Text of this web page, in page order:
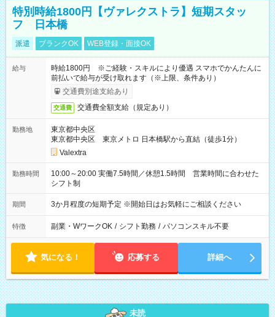
特別時給1800円【ヴァレクストラ】短期スタッ
フ 日本橋
派遣 ブランクOK WEB登録・面接OK
給与
時給1800円 ※ご経験・スキルにより優遇 スマホでかんたんに
前払いで給与が受け取れます（※上限、条件あり）
交通費別途支給あり
交通費 交通費全額支給（規定あり）
勤務地
東京都中央区
東京都中央区 東京メトロ 日本橋駅から直結（徒歩1分）
Valextra
勤務時間
10:00～20:00 実働7.5時間／休憩1.5時間 営業時間に合わせた
シフト制
期間 3か月程度の短期予定 ※開始日はお気軽にご相談ください
特徴 副業・WワークOK / シフト勤務 / パソコンスキル不要
気になる！ 応募する 詳細へ
未読